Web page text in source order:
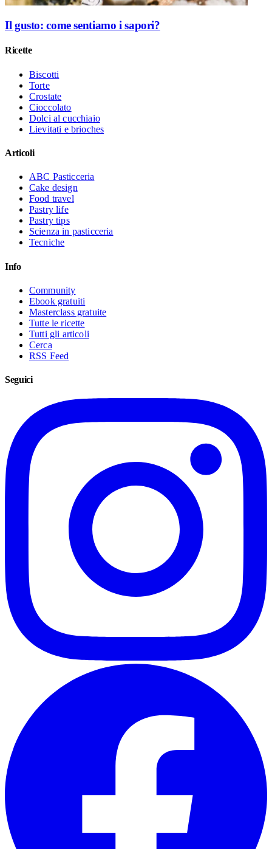
Il gusto: come sentiamo i sapori?
Ricette
Biscotti
Torte
Crostate
Cioccolato
Dolci al cucchiaio
Lievitati e brioches
Articoli
ABC Pasticceria
Cake design
Food travel
Pastry life
Pastry tips
Scienza in pasticceria
Tecniche
Info
Community
Ebook gratuiti
Masterclass gratuite
Tutte le ricette
Tutti gli articoli
Cerca
RSS Feed
Seguici